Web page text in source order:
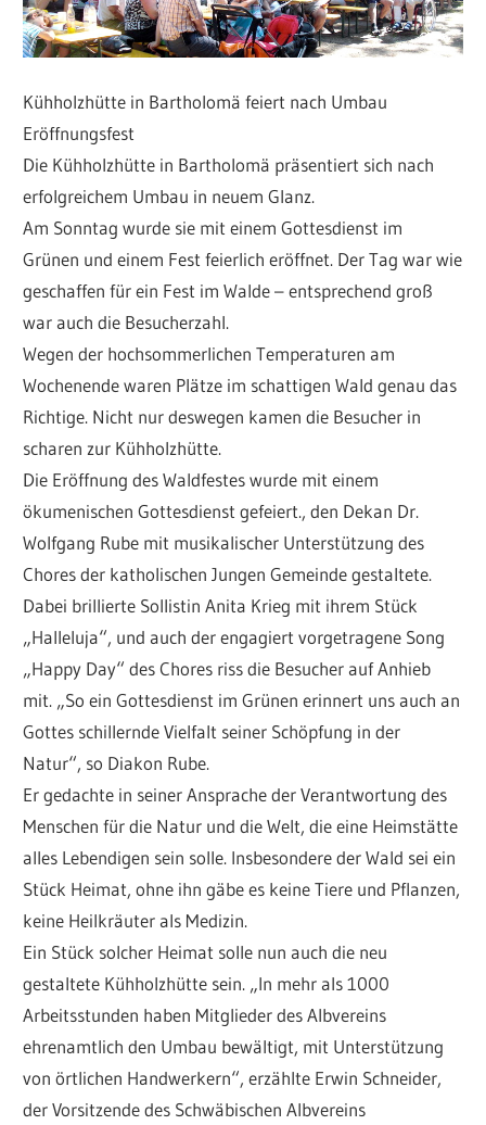
Kühholzhütte in Bartholomä feiert nach Umbau
Eröffnungsfest
Die Kühholzhütte in Bartholomä präsentiert sich nach
erfolgreichem Umbau in neuem Glanz.
Am Sonntag wurde sie mit einem Gottesdienst im
Grünen und einem Fest feierlich eröffnet. Der Tag war wie
geschaffen für ein Fest im Walde – entsprechend groß
war auch die Besucherzahl.
Wegen der hochsommerlichen Temperaturen am
Wochenende waren Plätze im schattigen Wald genau das
Richtige. Nicht nur deswegen kamen die Besucher in
scharen zur Kühholzhütte.
Die Eröffnung des Waldfestes wurde mit einem
ökumenischen Gottesdienst gefeiert., den Dekan Dr.
Wolfgang Rube mit musikalischer Unterstützung des
Chores der katholischen Jungen Gemeinde gestaltete.
Dabei brillierte Sollistin Anita Krieg mit ihrem Stück
„Halleluja“, und auch der engagiert vorgetragene Song
„Happy Day“ des Chores riss die Besucher auf Anhieb
mit. „So ein Gottesdienst im Grünen erinnert uns auch an
Gottes schillernde Vielfalt seiner Schöpfung in der
Natur“, so Diakon Rube.
Er gedachte in seiner Ansprache der Verantwortung des
Menschen für die Natur und die Welt, die eine Heimstätte
alles Lebendigen sein solle. Insbesondere der Wald sei ein
Stück Heimat, ohne ihn gäbe es keine Tiere und Pflanzen,
keine Heilkräuter als Medizin.
Ein Stück solcher Heimat solle nun auch die neu
gestaltete Kühholzhütte sein. „In mehr als 1000
Arbeitsstunden haben Mitglieder des Albvereins
ehrenamtlich den Umbau bewältigt, mit Unterstützung
von örtlichen Handwerkern“, erzählte Erwin Schneider,
der Vorsitzende des Schwäbischen Albvereins